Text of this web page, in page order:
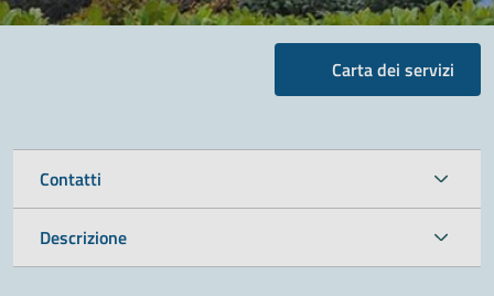
Carta dei servizi
Contatti
Descrizione